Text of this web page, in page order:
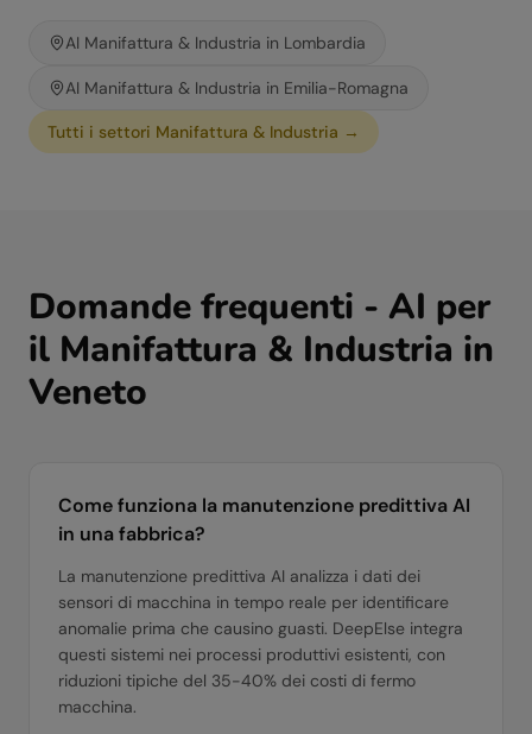
AI Manifattura & Industria in Lombardia
AI Manifattura & Industria in Emilia-Romagna
Tutti i settori Manifattura & Industria →
Domande frequenti - AI per
il Manifattura & Industria in
Veneto
Come funziona la manutenzione predittiva AI
in una fabbrica?
La manutenzione predittiva AI analizza i dati dei
sensori di macchina in tempo reale per identificare
anomalie prima che causino guasti. DeepElse integra
questi sistemi nei processi produttivi esistenti, con
riduzioni tipiche del 35-40% dei costi di fermo
macchina.